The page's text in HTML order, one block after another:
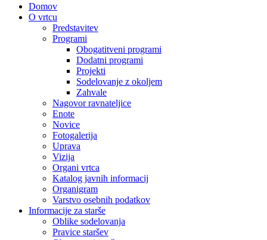
Domov
O vrtcu
Predstavitev
Programi
Obogatitveni programi
Dodatni programi
Projekti
Sodelovanje z okoljem
Zahvale
Nagovor ravnateljice
Enote
Novice
Fotogalerija
Uprava
Vizija
Organi vrtca
Katalog javnih informacij
Organigram
Varstvo osebnih podatkov
Informacije za starše
Oblike sodelovanja
Pravice staršev